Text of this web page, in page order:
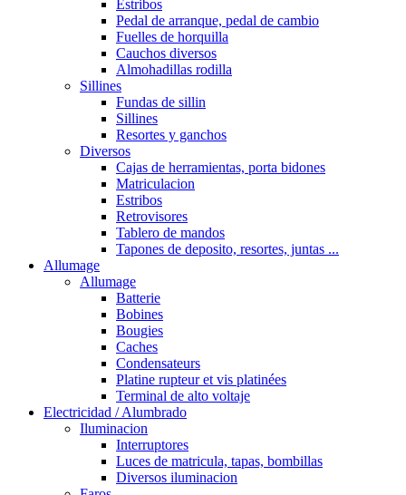
Estribos
Pedal de arranque, pedal de cambio
Fuelles de horquilla
Cauchos diversos
Almohadillas rodilla
Sillines
Fundas de sillin
Sillines
Resortes y ganchos
Diversos
Cajas de herramientas, porta bidones
Matriculacion
Estribos
Retrovisores
Tablero de mandos
Tapones de deposito, resortes, juntas ...
Allumage
Allumage
Batterie
Bobines
Bougies
Caches
Condensateurs
Platine rupteur et vis platinées
Terminal de alto voltaje
Electricidad / Alumbrado
Iluminacion
Interruptores
Luces de matricula, tapas, bombillas
Diversos iluminacion